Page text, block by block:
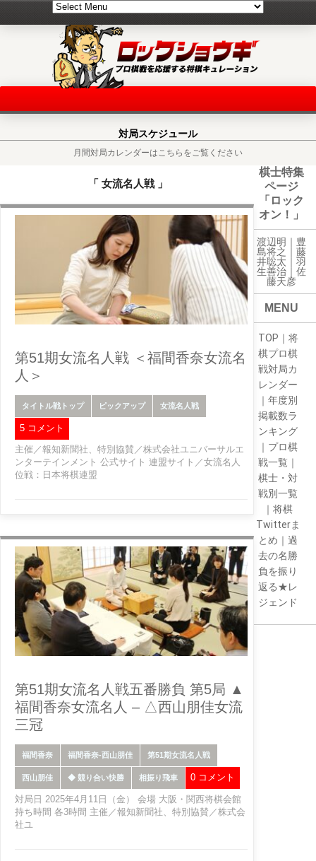
対局スケジュール
月間対局カレンダーはこちらをご覧ください
「 女流名人戦 」
第51期女流名人戦 ＜福間香奈女流名
人＞
タイトル戦トップ ピックアップ 女流名人戦
5 コメント
主催／報知新聞社、特別協賛／株式会社ユニバーサルエ
ンターテインメント 公式サイト 連盟サイト／女流名人
位戦：日本将棋連盟
第51期女流名人戦五番勝負 第5局 ▲
福間香奈女流名人 – △西山朋佳女流
三冠
福間香奈 福間香奈-西山朋佳 第51期女流名人戦
西山朋佳 ◆ 競り合い快勝 相振り飛車 0 コメント
対局日 2025年4月11日（金） 会場 大阪・関西将棋会館
持ち時間 各3時間 主催／報知新聞社、特別協賛／株式会
社ユ
棋士特集
ページ
「ロック
オン！」
渡辺明｜ 豊
島将之
藤
井聡太
羽
生善治
佐
藤天彦
MENU
TOP ｜ 将
棋プロ棋
戦対局カ
レンダー
｜ 年度別
掲載数ラ
ンキング
｜ プロ棋
戦一覧 ｜
棋士・対
戦別一覧
｜ 将棋
Twitterま
とめ ｜ 過
去の名勝
負を振り
返る★レ
ジェンド